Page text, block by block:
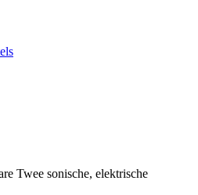
Twee sonische, elektrische